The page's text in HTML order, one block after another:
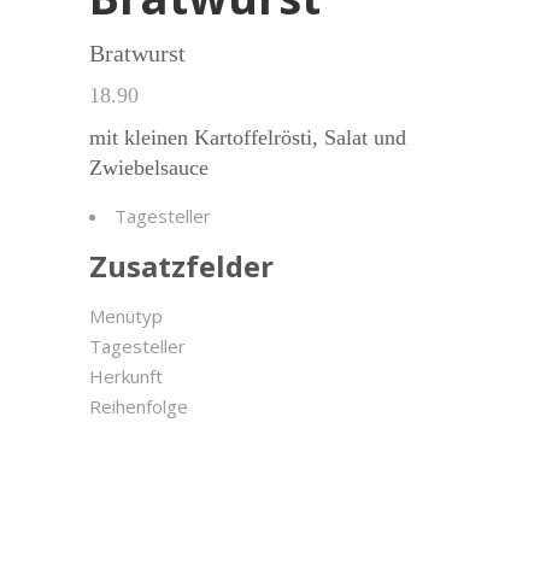
Bratwurst
18.90
mit kleinen Kartoffelrösti, Salat und
Zwiebelsauce
Tagesteller
Zusatzfelder
Menütyp
Tagesteller
Herkunft
Reihenfolge